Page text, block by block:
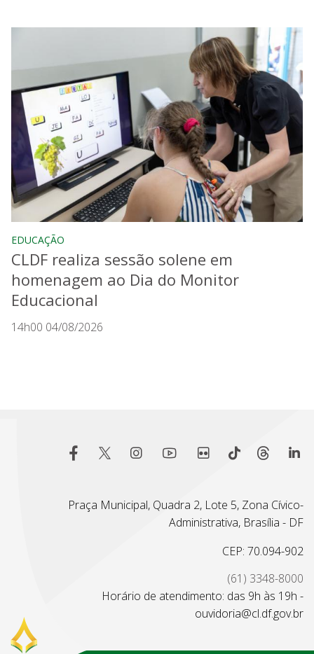
EDUCAÇÃO
CLDF realiza sessão solene em
homenagem ao Dia do Monitor
Educacional
14h00 04/08/2026
Praça Municipal, Quadra 2, Lote 5, Zona Cívico-
Administrativa, Brasília - DF
CEP: 70.094-902
(61) 3348-8000
Horário de atendimento: das 9h às 19h -
ouvidoria@cl.df.gov.br